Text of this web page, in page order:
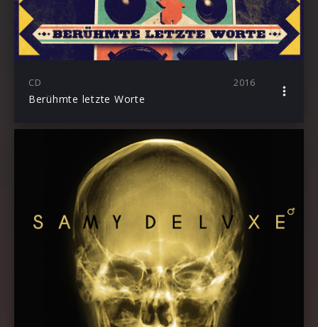
CD 2016
Berühmte letzte Worte